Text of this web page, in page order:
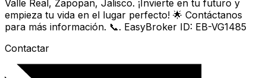
Valle Real, Zapopan, Jalisco. ¡Invierte en tu futuro y
empieza tu vida en el lugar perfecto! 🌟 Contáctanos
para más información. 📞. EasyBroker ID: EB-VG1485
Contactar